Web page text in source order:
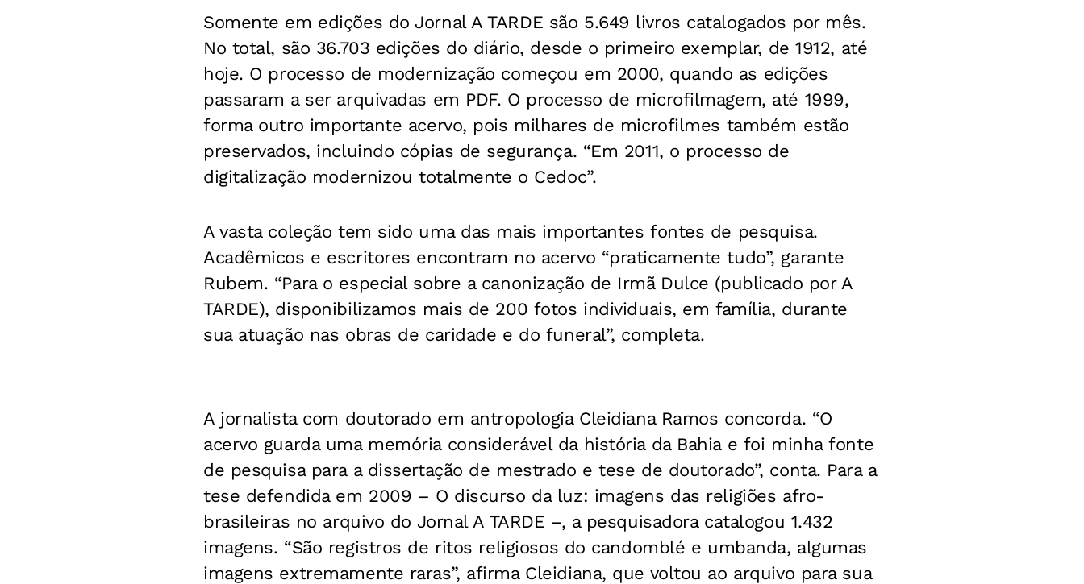
Somente em edições do Jornal A TARDE são 5.649 livros catalogados por mês.
No total, são 36.703 edições do diário, desde o primeiro exemplar, de 1912, até
hoje. O processo de modernização começou em 2000, quando as edições
passaram a ser arquivadas em PDF. O processo de microfilmagem, até 1999,
forma outro importante acervo, pois milhares de microfilmes também estão
preservados, incluindo cópias de segurança. “Em 2011, o processo de
digitalização modernizou totalmente o Cedoc”.
A vasta coleção tem sido uma das mais importantes fontes de pesquisa.
Acadêmicos e escritores encontram no acervo “praticamente tudo”, garante
Rubem. “Para o especial sobre a canonização de Irmã Dulce (publicado por A
TARDE), disponibilizamos mais de 200 fotos individuais, em família, durante
sua atuação nas obras de caridade e do funeral”, completa.
A jornalista com doutorado em antropologia Cleidiana Ramos concorda. “O
acervo guarda uma memória considerável da história da Bahia e foi minha fonte
de pesquisa para a dissertação de mestrado e tese de doutorado”, conta. Para a
tese defendida em 2009 – O discurso da luz: imagens das religiões afro-
brasileiras no arquivo do Jornal A TARDE –, a pesquisadora catalogou 1.432
imagens. “São registros de ritos religiosos do candomblé e umbanda, algumas
imagens extremamente raras”, afirma Cleidiana, que voltou ao arquivo para sua